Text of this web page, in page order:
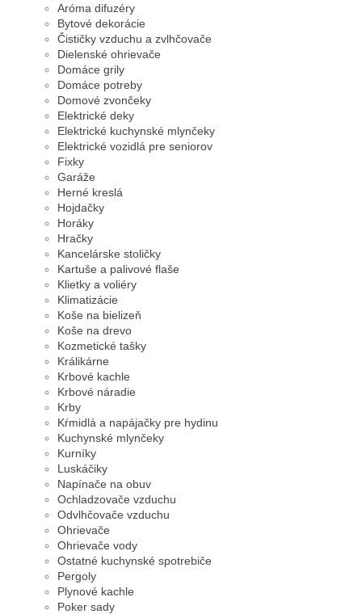
Aróma difuzéry
Bytové dekorácie
Čističky vzduchu a zvlhčovače
Dielenské ohrievače
Domáce grily
Domáce potreby
Domové zvončeky
Elektrické deky
Elektrické kuchynské mlynčeky
Elektrické vozidlá pre seniorov
Fixky
Garáže
Herné kreslá
Hojdačky
Horáky
Hračky
Kancelárske stoličky
Kartuše a palivové flaše
Klietky a voliéry
Klimatizácie
Koše na bielizeň
Koše na drevo
Kozmetické tašky
Králikárne
Krbové kachle
Krbové náradie
Krby
Kŕmidlá a napájačky pre hydinu
Kuchynské mlynčeky
Kurníky
Luskáčiky
Napínače na obuv
Ochladzovače vzduchu
Odvlhčovače vzduchu
Ohrievače
Ohrievače vody
Ostatné kuchynské spotrebiče
Pergoly
Plynové kachle
Poker sady